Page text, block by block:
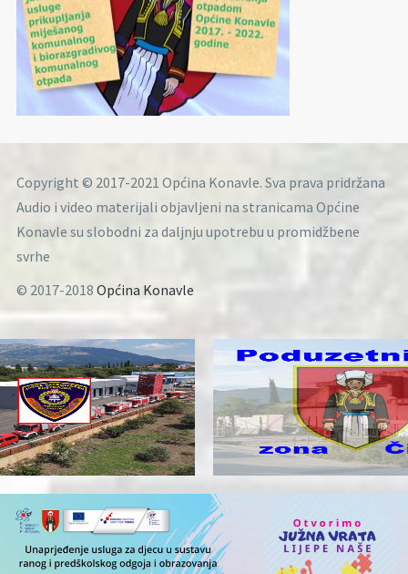
Copyright © 2017-2021 Općina Konavle. Sva prava pridržana
Audio i video materijali objavljeni na stranicama Općine
Konavle su slobodni za daljnju upotrebu u promidžbene
svrhe
© 2017-2018 Općina Konavle